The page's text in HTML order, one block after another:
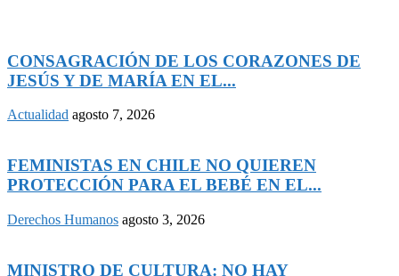
CONSAGRACIÓN DE LOS CORAZONES DE
JESÚS Y DE MARÍA EN EL...
Actualidad agosto 7, 2026
FEMINISTAS EN CHILE NO QUIEREN
PROTECCIÓN PARA EL BEBÉ EN EL...
Derechos Humanos agosto 3, 2026
MINISTRO DE CULTURA: NO HAY